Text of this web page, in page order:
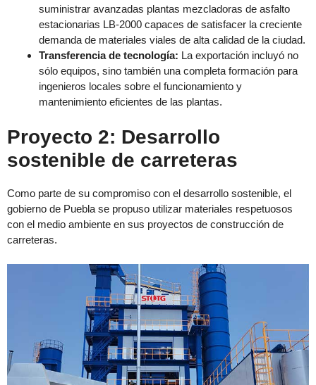
suministrar avanzadas plantas mezcladoras de asfalto
estacionarias LB-2000 capaces de satisfacer la creciente
demanda de materiales viales de alta calidad de la ciudad.
Transferencia de tecnología: La exportación incluyó no
sólo equipos, sino también una completa formación para
ingenieros locales sobre el funcionamiento y
mantenimiento eficientes de las plantas.
Proyecto 2: Desarrollo
sostenible de carreteras
Como parte de su compromiso con el desarrollo sostenible, el
gobierno de Puebla se propuso utilizar materiales respetuosos
con el medio ambiente en sus proyectos de construcción de
carreteras.